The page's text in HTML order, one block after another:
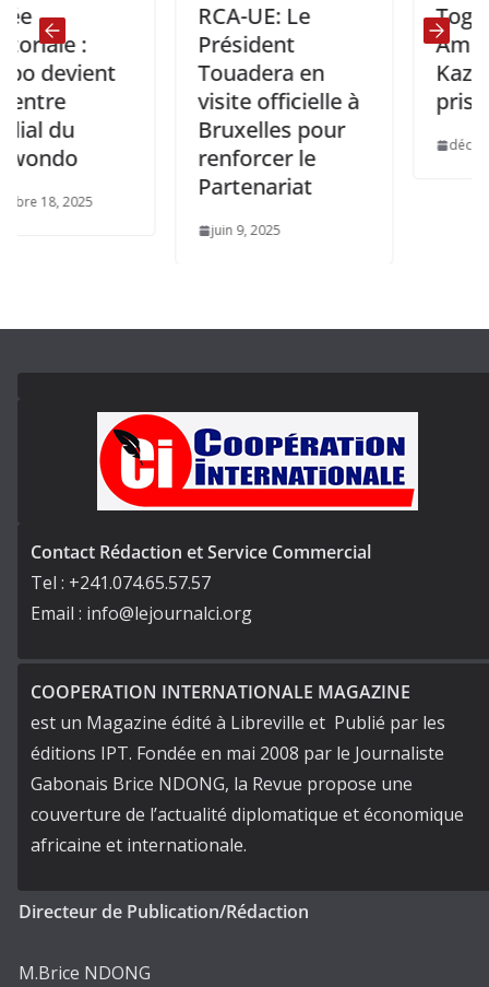
:
2025
RCA-UE: Le
Président
Touadera en
visite officielle à
Bruxelles pour
renforcer le
Partenariat
juin 9, 2025
Togo: Le
pris
décembre 2,
Contact Rédaction et Service Commercial
Tel : +241.074.65.57.57
Email : info@lejournalci.org
COOPERATION INTERNATIONALE MAGAZINE
est un Magazine édité à Libreville et Publié par les
éditions IPT. Fondée en mai 2008 par le Journaliste
Gabonais Brice NDONG, la Revue propose une
couverture de l’actualité diplomatique et économique
africaine et internationale.
Directeur de Publication/Rédaction
M.Brice NDONG